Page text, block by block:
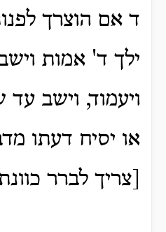
ד אם הוצרך
ילך ד' אמות
ויעמוד, וישב עד
או יסיח דעתו
[צריך לברר